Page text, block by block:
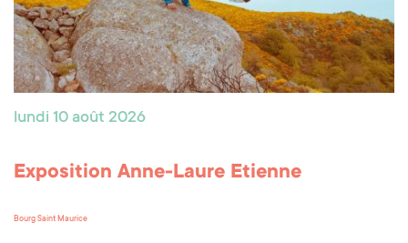
lundi 10 août 2026
Exposition Anne-Laure Etienne
Bourg Saint Maurice